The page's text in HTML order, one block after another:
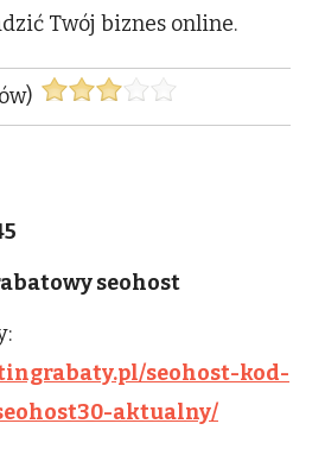
Twój biznes online.
seohost
seohost-kod-
aktualny/